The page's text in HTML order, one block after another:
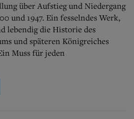
über Aufstieg und Niedergang
und 1947. Ein fesselndes Werk,
lebendig die Historie des
und späteren Königreiches
Muss für jeden